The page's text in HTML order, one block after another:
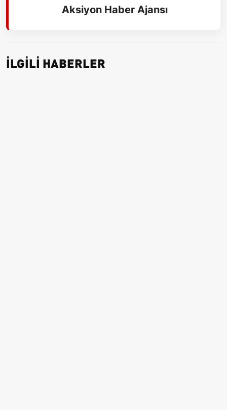
Aksiyon Haber Ajansı
İLGİLİ HABERLER